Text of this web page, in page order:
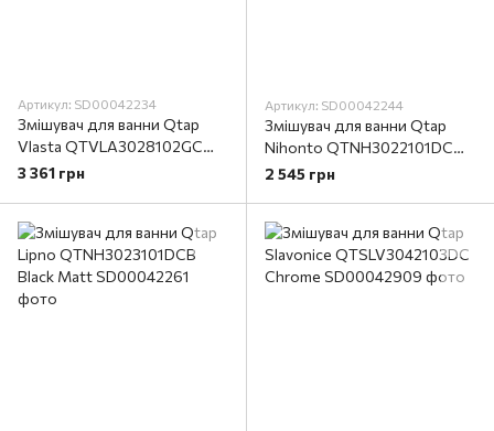
Артикул: SD00042234
Змішувач для ванни Qtap
Vlasta QTVLA3028102GC
Chrome
3 361 грн
Артикул: SD00042244
Змішувач для ванни Qtap
Nihonto QTNH3022101DC
Chrome
2 545 грн